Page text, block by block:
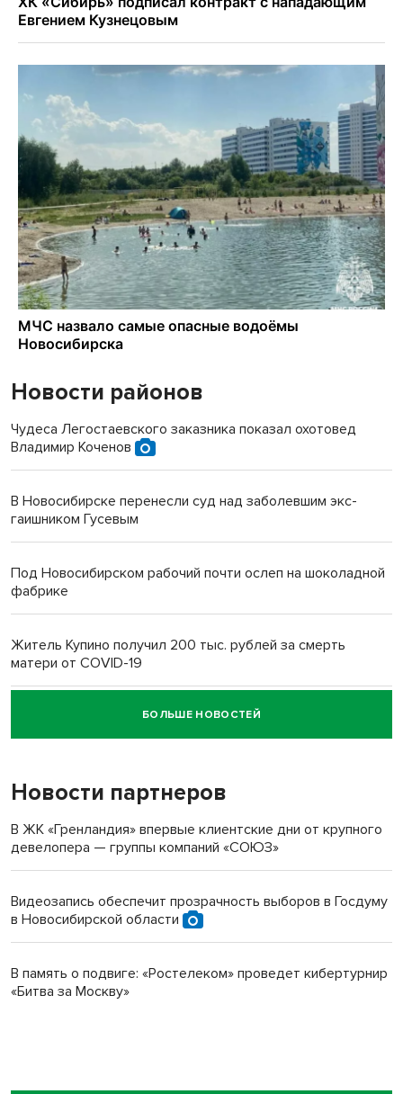
Новости районов
Чудеса Легостаевского заказника показал охотовед
Владимир Коченов
В Новосибирске перенесли суд над заболевшим экс-
гаишником Гусевым
Под Новосибирском рабочий почти ослеп на шоколадной
фабрике
Житель Купино получил 200 тыс. рублей за смерть
матери от COVID-19
Новосибирский суд наказал водителя за смерть
пенсионерки на вокзале
БОЛЬШЕ НОВОСТЕЙ
Новости партнеров
В ЖК «Гренландия» впервые клиентские дни от крупного
девелопера — группы компаний «СОЮЗ»
Видеозапись обеспечит прозрачность выборов в Госдуму
в Новосибирской области
В память о подвиге: «Ростелеком» проведет кибертурнир
«Битва за Москву»